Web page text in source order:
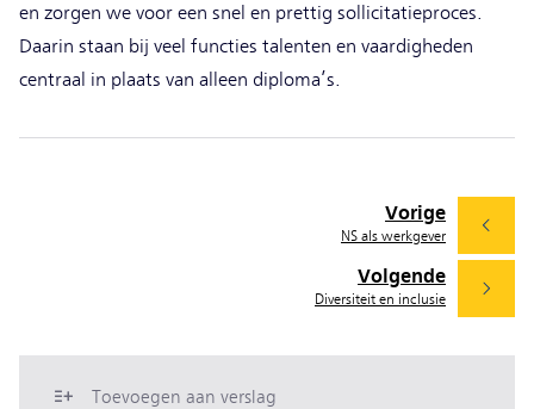
en zorgen we voor een snel en prettig sollicitatieproces.
Daarin staan bij veel functies talenten en vaardigheden
centraal in plaats van alleen diploma’s.
Volgende
Diversiteit en inclusie
Vorige
NS als werkgever
Toevoegen aan verslag